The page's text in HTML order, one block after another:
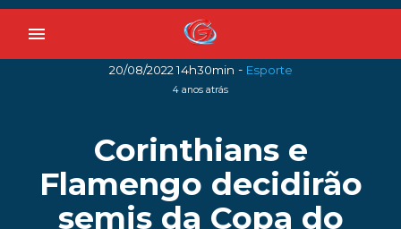
menu
20/08/2022 14h30min - Esporte
4 anos atrás
Corinthians e
Flamengo decidirão
semis da Copa do